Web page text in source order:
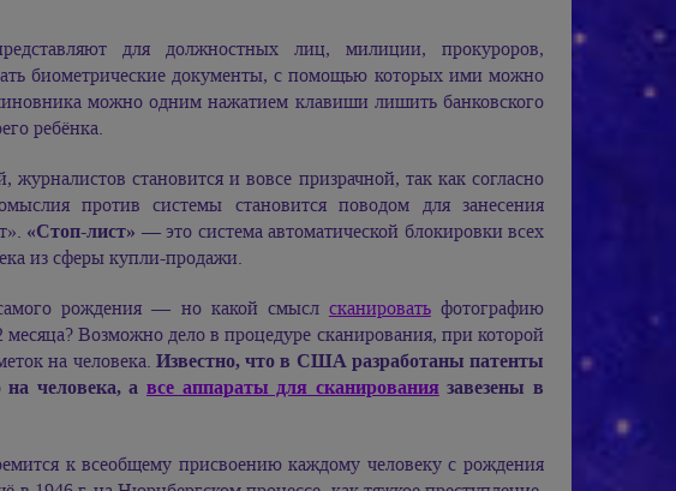
для должностных лиц, милиции, прокуроров,
биометрические документы, с помощью которых ими можно
можно одним нажатием клавиши лишить банковского
ребёнка.
становится и вовсе призрачной, так как согласно
против системы становится поводом для занесения
«Стоп-лист» — это система автоматической блокировки всех
из сферы купли-продажи.
рождения — но какой смысл сканироватьфотографию
Возможно дело в процедуре сканирования, при которой
на человека. Известно, что в США разработаны патенты
человека, а все аппараты для сканированиязавезены в
к всеобщему присвоению каждому человеку с рождения